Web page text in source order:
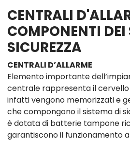
CENTRALI
COMPONENTI DEI
SICUREZZA
CENTRALI D’ALLARME
Elemento importante
centrale rappresenta il cervello
infatti vengono memorizzati e
che compongono il sistema di
è dotata di batterie tampone
garantiscono il funzionamento